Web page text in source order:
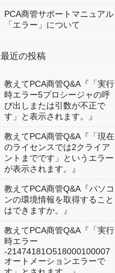
PCA商管サポートマニュアル
「エラー」について
最近の投稿
教えてPCA商管Q&A『「実行
時エラー5プロシージャの呼
び出しまたは引数が不正で
す」と表示されます。』
教えてPCA商管Q&A『「現在
のライセンスでは2クライア
ントまでです」というエラー
が表示されます。』
教えてPCA商管Q&A『パソコ
ンの環境情報を取得すること
はできますか。』
教えてPCA商管Q&A『「実行
時エラー
-21474181O518000100007
オートメーションエラーで